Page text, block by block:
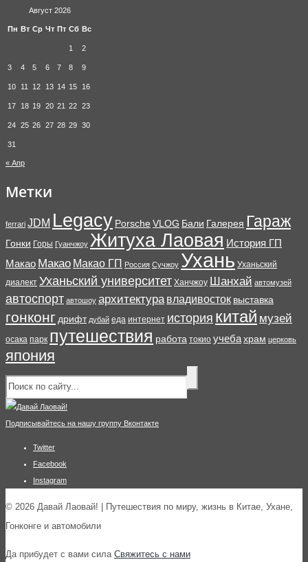
Август 2026
Пн Вт Ср Чт Пт Сб Вс
1 2
3 4 5 6 7 8 9
10 11 12 13 14 15 16
17 18 19 20 21 22 23
24 25 26 27 28 29 30
31
« Апр
Метки
ferrari JDM Legacy Porsche VLOG Бали Галерея Гараж
Гонки Горы Гуанчжоу Житуха Лаовая История ГП
Макао Макао Макао ГП Россия Сучжоу Ухань Уханьский
диалект Уханьский университет Ханчжоу Шанхай автомузей
автоспорт автошоу архитектура владивосток выставка
гонконг дрифт дубай еда интернет история китай музей
осака парк путешествия работа токио учебахрам церковь
япония
Подписывайтесь на нашу группу Вконтакте
Twitter
Facebook
Instagram
© 2026 Давай Лаовай! | Путешествия по миру, жизнь в Китае, Ухане,
Гонконге и автомобили
Да прибудет с вами сила Свяжитесь с нами